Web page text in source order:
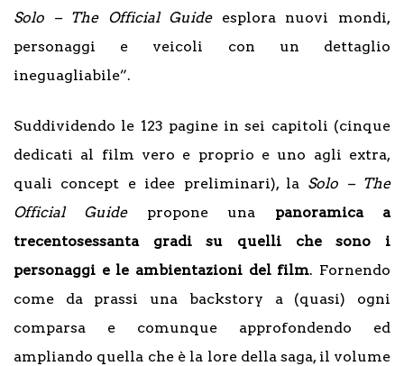
Solo – The Official Guideesplora nuovi mondi,
personaggi e veicoli con un dettaglio
ineguagliabile”.
Suddividendo le 123 pagine in sei capitoli (cinque
dedicati al film vero e proprio e uno agli extra,
quali concept e idee preliminari), la Solo – The
Official Guidepropone una panoramica a
trecentosessanta gradi su quelli che sono i
personaggi e le ambientazioni del film. Fornendo
come da prassi una backstory a (quasi) ogni
comparsa e comunque approfondendo ed
ampliando quella che è la lore della saga, il volume